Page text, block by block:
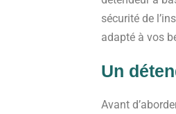
sécurité de
adapté à vos
Un
Avant